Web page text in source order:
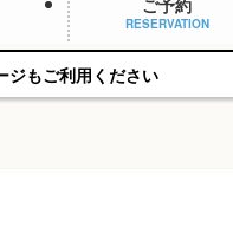
ご予約
RESERVATION
ジもご利用ください